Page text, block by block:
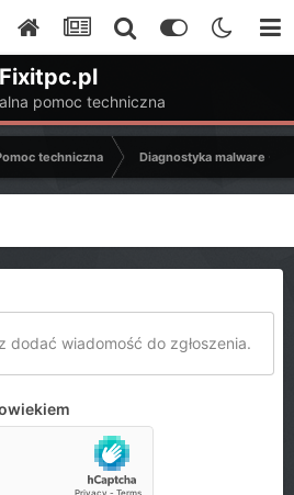
Fixitpc.pl
pomoc techniczna
techniczna Diagnostyka malware -
dodać wiadomość do zgłoszenia.